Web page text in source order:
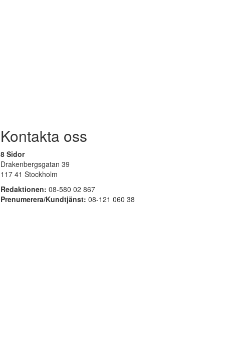
Kontakta oss
8 Sidor
Drakenbergsgatan 39
117 41 Stockholm
Redaktionen: 08-580 02 867
Prenumerera/Kundtjänst: 08-121 060 38